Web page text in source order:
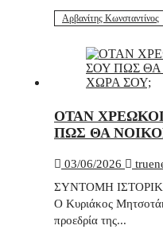
Αρβανίτης Κωνσταντίνος
ΟΤΑΝ
ΠΩΣ ΘΑ
03/06/2026
ΣΥΝΤΟΜΗ
Ο Κυριάκος
προεδρία της...